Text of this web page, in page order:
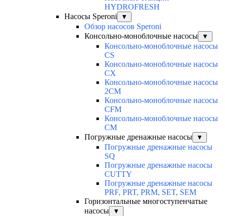
HYDROFRESH
Насосы Speroni
▼
Обзор насосов Speroni
Консольно-моноблочные насосы
▼
Консольно-моноблочные насосы
CS
Консольно-моноблочные насосы
CX
Консольно-моноблочные насосы
2CM
Консольно-моноблочные насосы
CFM
Консольно-моноблочные насосы
CM
Погружные дренажные насосы
▼
Погружные дренажные насосы
SQ
Погружные дренажные насосы
CUTTY
Погружные дренажные насосы
PRF, PRT, PRM, SET, SEM
Горизонтальные многоступенчатые
насосы
▼